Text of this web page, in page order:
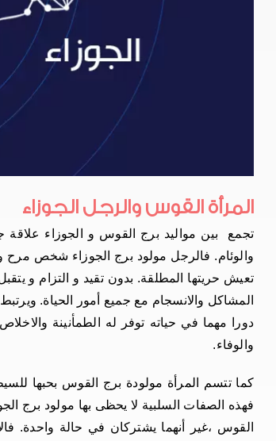
المرأة القوس والرجل الجوزاء
تجمع بين مواليد برج القوس و الجوزاء علاقة
والوئام. فالرجل مولود برج الجوزاء شخص مرح
تعيش حريتها المطلقة. بدون تقيد و التزام و
المشاكل والانسجام مع جميع أمور الحياة.
دورا مهما في حياته توفر له الطمأنينة
والوفاء.
كما تتسم المرأة مولودة برج القوس بحبها
فهذه الصفات السلبية لا يحظى بها مولود برج
القوس ،غير أنهما يشتركان في حالة واحدة.